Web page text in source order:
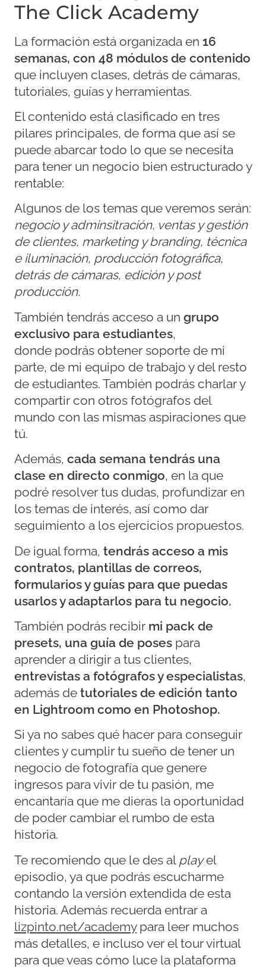
The Click Academy
La formación está organizada en 16
semanas, con 48 módulos de contenido
que incluyen clases, detrás de cámaras,
tutoriales, guías y herramientas.
El contenido está clasificado en tres
pilares principales, de forma que así se
puede abarcar todo lo que se necesita
para tener un negocio bien estructurado y
rentable:
Algunos de los temas que veremos serán:
negocio y adminsitración, ventas y gestión
de clientes, marketing y branding, técnica
e iluminación, producción fotográfica,
detrás de cámaras, edición y post
producción.
También tendrás acceso a un grupo
exclusivo para estudiantes,
donde podrás obtener soporte de mi
parte, de mi equipo de trabajo y del resto
de estudiantes. También podrás charlar y
compartir con otros fotógrafos del
mundo con las mismas aspiraciones que
tú.
Además, cada semana tendrás una
clase en directo conmigo, en la que
podré resolver tus dudas, profundizar en
los temas de interés, así como dar
seguimiento a los ejercicios propuestos.
De igual forma, tendrás acceso a mis
contratos, plantillas de correos,
formularios y guías para que puedas
usarlos y adaptarlos para tu negocio.
También podrás recibir mi pack de
presets, una guía de poses para
aprender a dirigir a tus clientes,
entrevistas a fotógrafos y especialistas,
además de tutoriales de edición tanto
en Lightroom como en Photoshop.
Si ya no sabes qué hacer para conseguir
clientes y cumplir tu sueño de tener un
negocio de fotografía que genere
ingresos para vivir de tu pasión, me
encantaría que me dieras la oportunidad
de poder cambiar el rumbo de esta
historia.
Te recomiendo que le des al playel
episodio, ya que podrás escucharme
contando la versión extendida de esta
historia. Además recuerda entrar a
lizpinto.net/academypara leer muchos
más detalles, e incluso ver el tour virtual
para que veas cómo luce la plataforma